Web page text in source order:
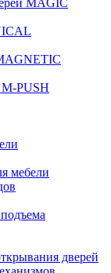
MAGIC
PUSH
мебели
дверей